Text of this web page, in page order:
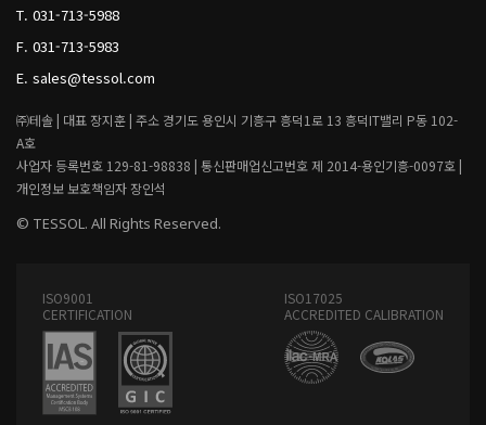
T. 031-713-5988
F. 031-713-5983
E. sales@tessol.com
㈜테솔 | 대표 장지훈 | 주소 경기도 용인시 기흥구 흥덕1로 13 흥덕IT밸리 P동 102-
A호
사업자 등록번호 129-81-98838 | 통신판매업신고번호 제 2014-용인기흥-0097호 |
개인정보 보호책임자 장인석
© TESSOL. All Rights Reserved.
ISO9001
CERTIFICATION
ISO17025
ACCREDITED CALIBRATION